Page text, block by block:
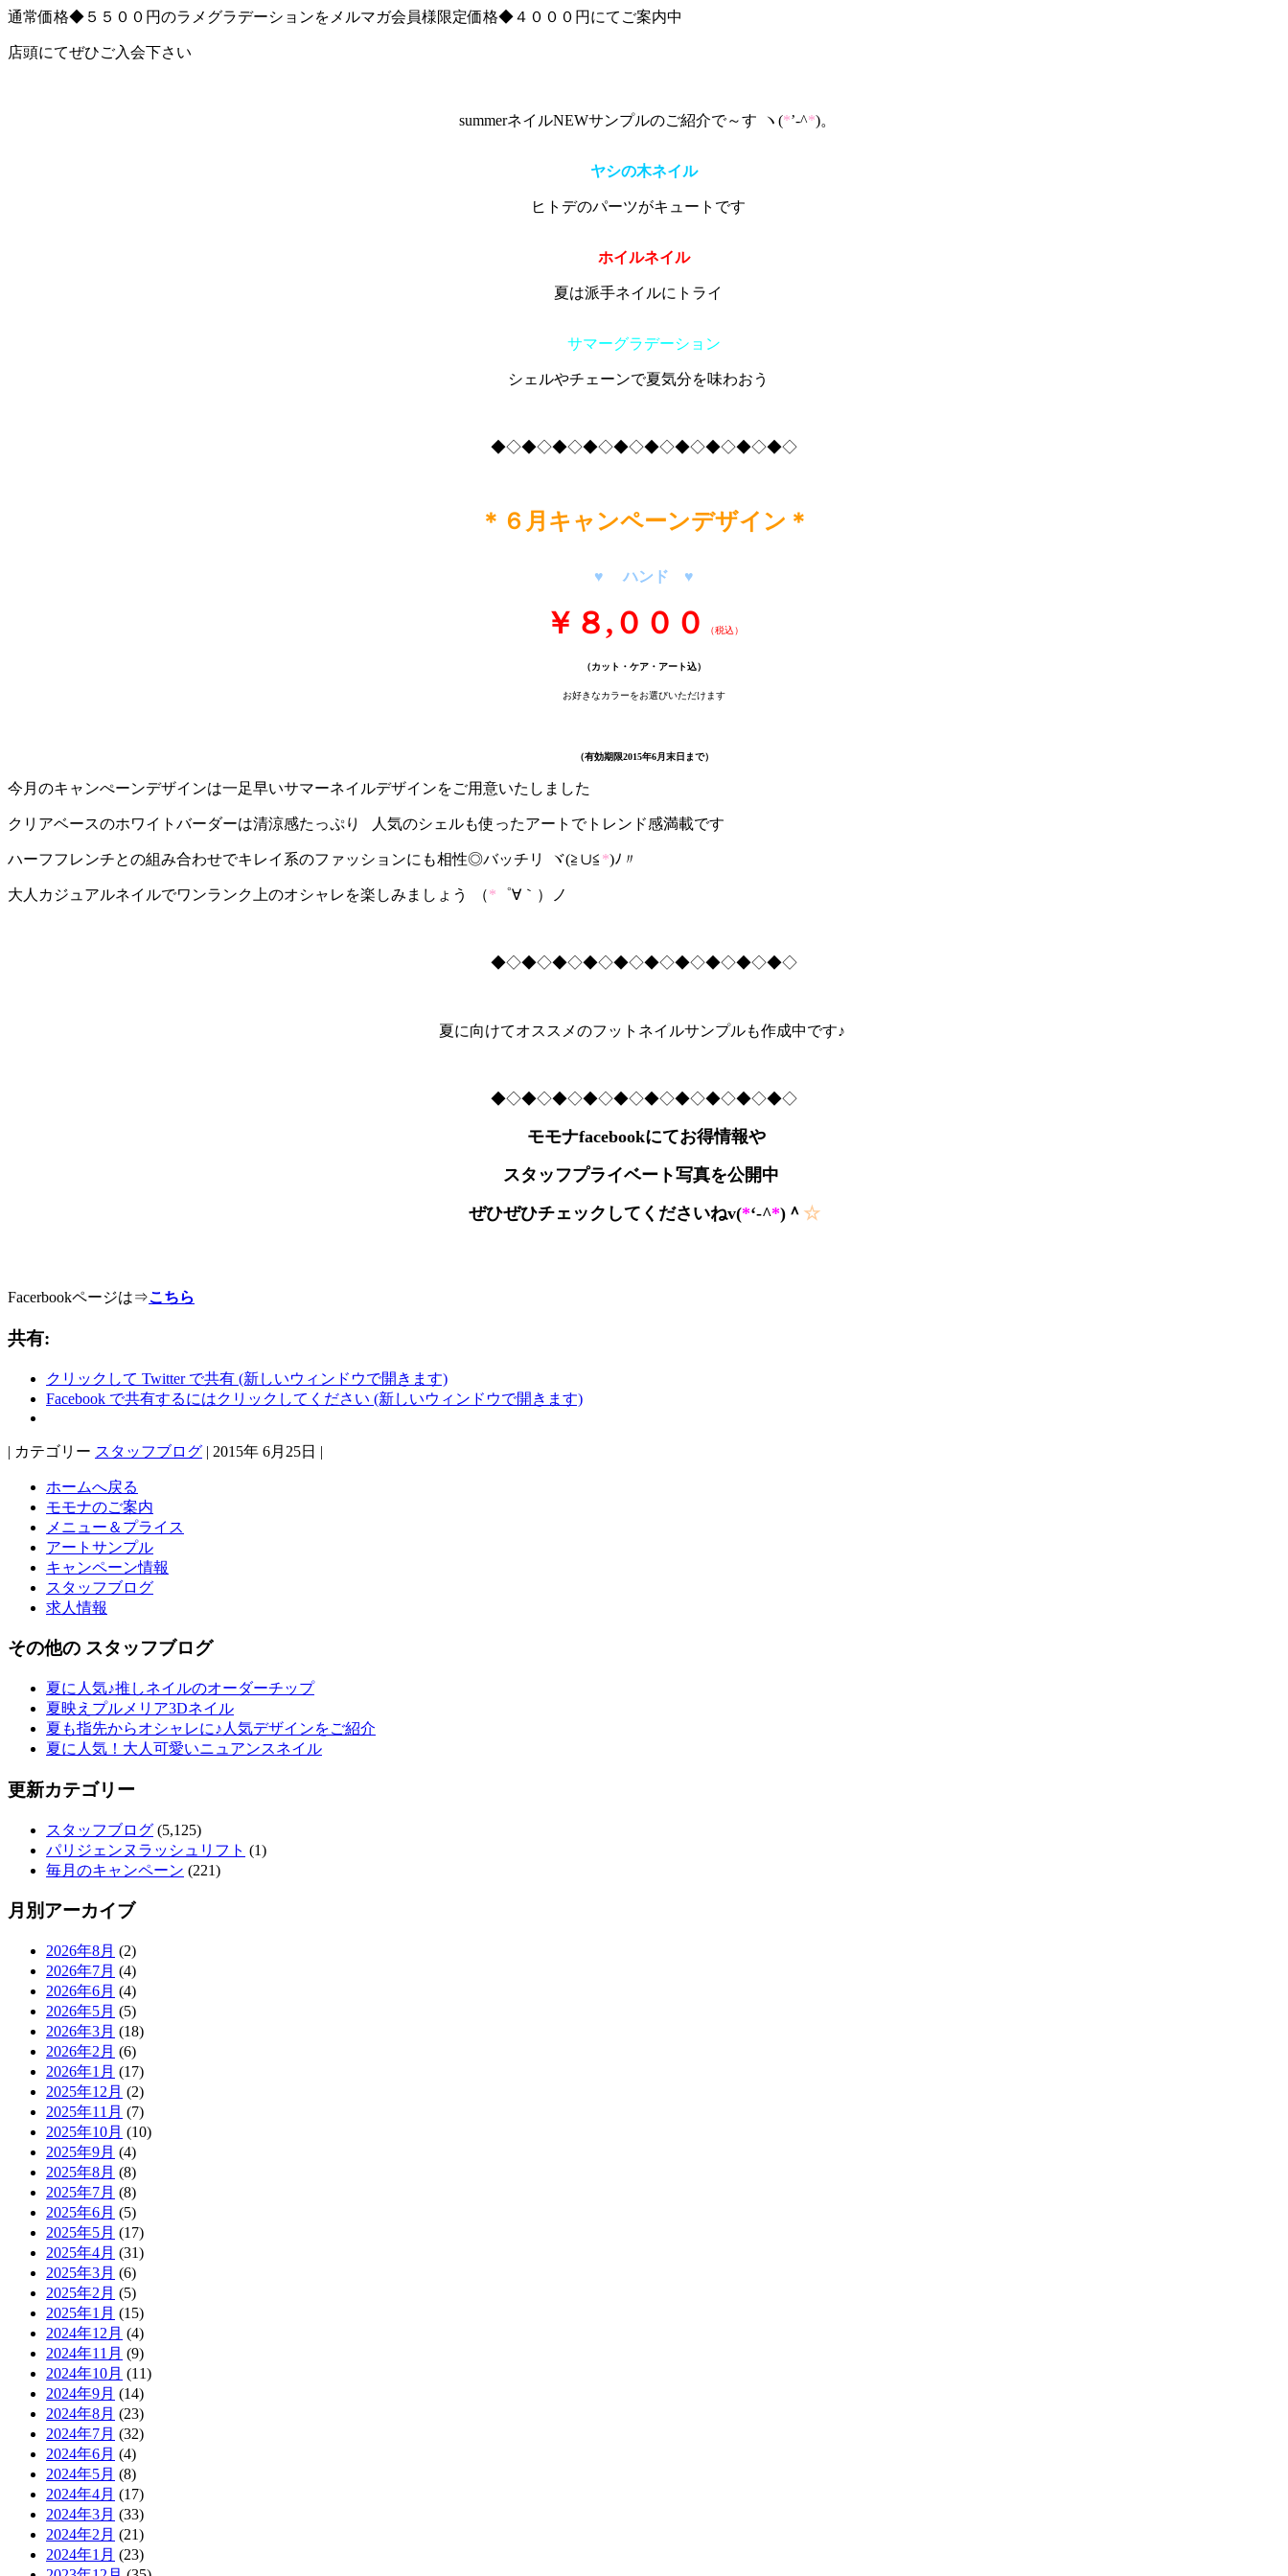
通常価格◆５５００円のラメグラデーションをメルマガ会員様限定価格◆４０００円にてご案内中
店頭にてぜひご入会下さい
summerネイルNEWサンプルのご紹介で～す ヽ(*’-^*)。
ヤシの木ネイル
ヒトデのパーツがキュートです
ホイルネイル
夏は派手ネイルにトライ
サマーグラデーション
シェルやチェーンで夏気分を味わおう
◆◇◆◇◆◇◆◇◆◇◆◇◆◇◆◇◆◇◆◇
＊６月キャンペーンデザイン＊
♥ ハンド ♥
￥８,０００ （税込）
（カット・ケア・アート込）
お好きなカラーをお選びいただけます
（有効期限2015年6月末日まで）
今月のキャンぺーンデザインは一足早いサマーネイルデザインをご用意いたしました
クリアベースのホワイトバーダーは清涼感たっぷり 人気のシェルも使ったアートでトレンド感満載です
ハーフフレンチとの組み合わせでキレイ系のファッションにも相性◎バッチリ ヾ(≧∪≦ *)ﾉ〃
大人カジュアルネイルでワンランク上のオシャレを楽しみましょう （* ゜∀｀）ノ
◆◇◆◇◆◇◆◇◆◇◆◇◆◇◆◇◆◇◆◇
夏に向けてオススメのフットネイルサンプルも作成中です♪
◆◇◆◇◆◇◆◇◆◇◆◇◆◇◆◇◆◇◆◇
モモナfacebookにてお得情報や
スタッフプライベート写真を公開中
ぜひぜひチェックしてくださいねv(*‘-^*)＾ ☆
Facerbookページは⇒こちら
共有:
クリックして Twitter で共有 (新しいウィンドウで開きます)
Facebook で共有するにはクリックしてください (新しいウィンドウで開きます)
| カテゴリー スタッフブログ | 2015年 6月25日 |
ホームへ戻る
モモナのご案内
メニュー＆プライス
アートサンプル
キャンペーン情報
スタッフブログ
求人情報
その他の スタッフブログ
夏に人気♪推しネイルのオーダーチップ
夏映えプルメリア3Dネイル
夏も指先からオシャレに♪人気デザインをご紹介
夏に人気！大人可愛いニュアンスネイル
更新カテゴリー
スタッフブログ (5,125)
パリジェンヌラッシュリフト (1)
毎月のキャンペーン (221)
月別アーカイブ
2026年8月 (2)
2026年7月 (4)
2026年6月 (4)
2026年5月 (5)
2026年3月 (18)
2026年2月 (6)
2026年1月 (17)
2025年12月 (2)
2025年11月 (7)
2025年10月 (10)
2025年9月 (4)
2025年8月 (8)
2025年7月 (8)
2025年6月 (5)
2025年5月 (17)
2025年4月 (31)
2025年3月 (6)
2025年2月 (5)
2025年1月 (15)
2024年12月 (4)
2024年11月 (9)
2024年10月 (11)
2024年9月 (14)
2024年8月 (23)
2024年7月 (32)
2024年6月 (4)
2024年5月 (8)
2024年4月 (17)
2024年3月 (33)
2024年2月 (21)
2024年1月 (23)